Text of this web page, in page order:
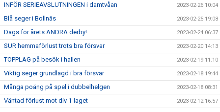
INFÖR SERIEAVSLUTNINGEN i damtvåan 2023-02-26 10:04
Blå seger i Bollnäs 2023-02-25 19:08
Dags för årets ANDRA derby! 2023-02-24 06:37
SUR hemmaförlust trots bra försvar 2023-02-20 14:13
TOPPLAG på besök i hallen 2023-02-19 11:10
Viktig seger grundlagd i bra försvar 2023-02-18 19:44
Många poäng på spel i dubbelhelgen 2023-02-18 08:31
Väntad förlust mot div 1-laget 2023-02-12 16:57